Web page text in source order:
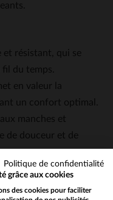
et résistant, qui se
du temps.
en valeur la
un confort optimal.
manches et
de douceur et de
ajoutant une
Politique de confidentialité
grâce aux cookies
des cookies pour faciliter